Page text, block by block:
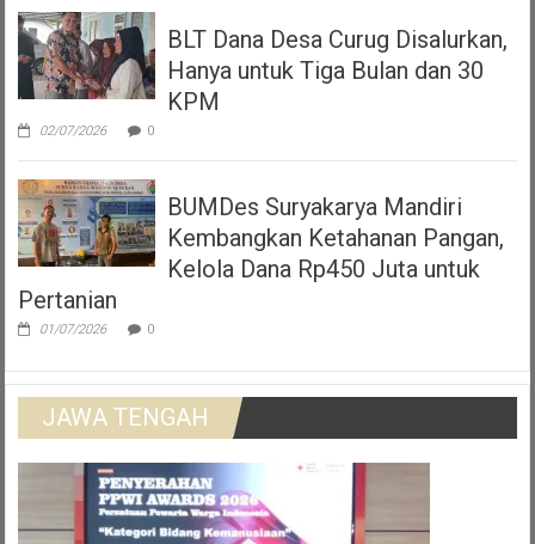
BLT Dana Desa Curug Disalurkan,
Hanya untuk Tiga Bulan dan 30
KPM
02/07/2026 0
BUMDes Suryakarya Mandiri
Kembangkan Ketahanan Pangan,
Kelola Dana Rp450 Juta untuk
Pertanian
01/07/2026 0
JAWA TENGAH